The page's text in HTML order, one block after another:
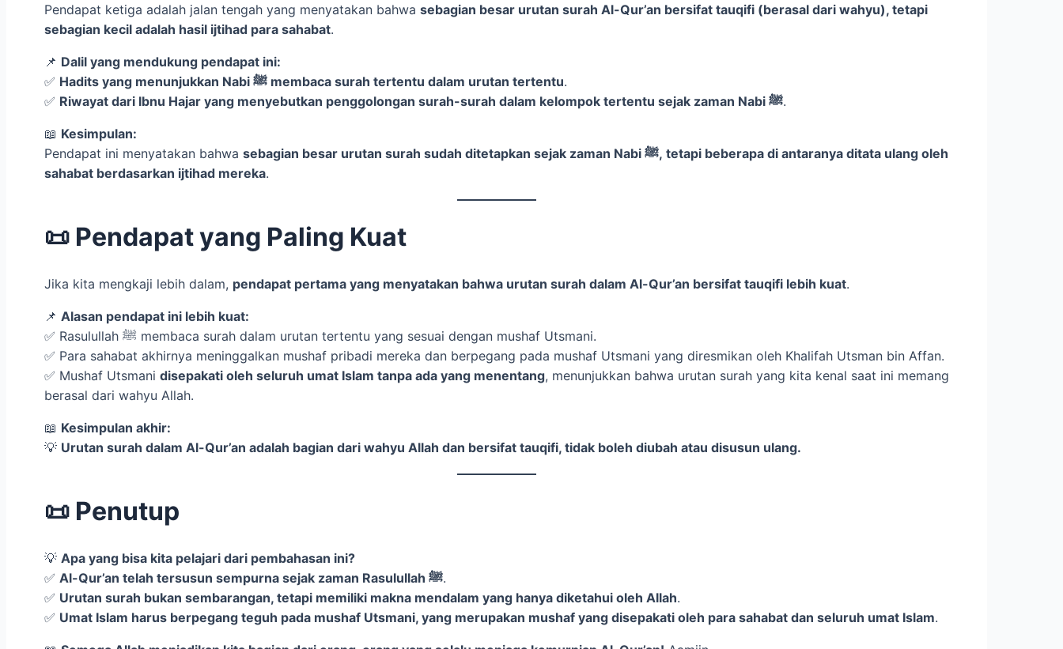
Pendapat ketiga adalah jalan tengah yang menyatakan bahwa sebagian besar urutan surah Al-Qur’an bersifat tauqifi (berasal dari wahyu), tetapi
sebagian kecil adalah hasil ijtihad para sahabat.
📌 Dalil yang mendukung pendapat ini:
✅
Hadits yang menunjukkan Nabi ﷺ membaca surah tertentu dalam urutan tertentu.
✅
Riwayat dari Ibnu Hajar yang menyebutkan penggolongan surah-surah dalam kelompok tertentu sejak zaman Nabi ﷺ.
📖 Kesimpulan:
Pendapat ini menyatakan bahwa sebagian besar urutan surah sudah ditetapkan sejak zaman Nabi ﷺ, tetapi beberapa di antaranya ditata ulang oleh
sahabat berdasarkan ijtihad mereka.
📜 Pendapat yang Paling Kuat
Jika kita mengkaji lebih dalam, pendapat pertama yang menyatakan bahwa urutan surah dalam Al-Qur’an bersifat tauqifi lebih kuat.
📌 Alasan pendapat ini lebih kuat:
✅ Rasulullah ﷺ membaca surah dalam urutan tertentu yang sesuai dengan mushaf Utsmani.
✅ Para sahabat akhirnya meninggalkan mushaf pribadi mereka dan berpegang pada mushaf Utsmani yang diresmikan oleh Khalifah Utsman bin Affan.
✅ Mushaf Utsmani disepakati oleh seluruh umat Islam tanpa ada yang menentang, menunjukkan bahwa urutan surah yang kita kenal saat ini memang
berasal dari wahyu Allah.
📖 Kesimpulan akhir:
💡 Urutan surah dalam Al-Qur’an adalah bagian dari wahyu Allah dan bersifat tauqifi, tidak boleh diubah atau disusun ulang.
📜 Penutup
💡 Apa yang bisa kita pelajari dari pembahasan ini?
✅
Al-Qur’an telah tersusun sempurna sejak zaman Rasulullah ﷺ.
✅ Urutan surah bukan sembarangan, tetapi memiliki makna mendalam yang hanya diketahui oleh Allah.
✅ Umat Islam harus berpegang teguh pada mushaf Utsmani, yang merupakan mushaf yang disepakati oleh para sahabat dan seluruh umat Islam.